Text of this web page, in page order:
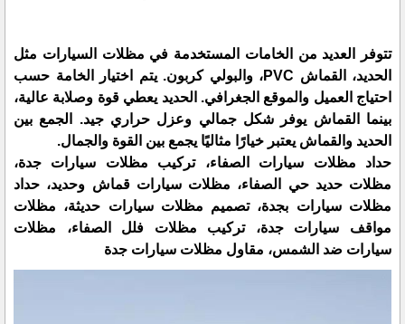
تتوفر العديد من الخامات المستخدمة في مظلات السيارات مثل
الحديد، القماش PVC، والبولي كربون. يتم اختيار الخامة حسب
احتياج العميل والموقع الجغرافي. الحديد يعطي قوة وصلابة عالية،
بينما القماش يوفر شكل جمالي وعزل حراري جيد. الجمع بين
الحديد والقماش يعتبر خيارًا مثاليًا يجمع بين القوة والجمال.
حداد مظلات سيارات الصفاء، تركيب مظلات سيارات جدة،
مظلات حديد حي الصفاء، مظلات سيارات قماش وحديد، حداد
مظلات سيارات بجدة، تصميم مظلات سيارات حديثة، مظلات
مواقف سيارات جدة، تركيب مظلات فلل الصفاء، مظلات
سيارات ضد الشمس، مقاول مظلات سيارات جدة